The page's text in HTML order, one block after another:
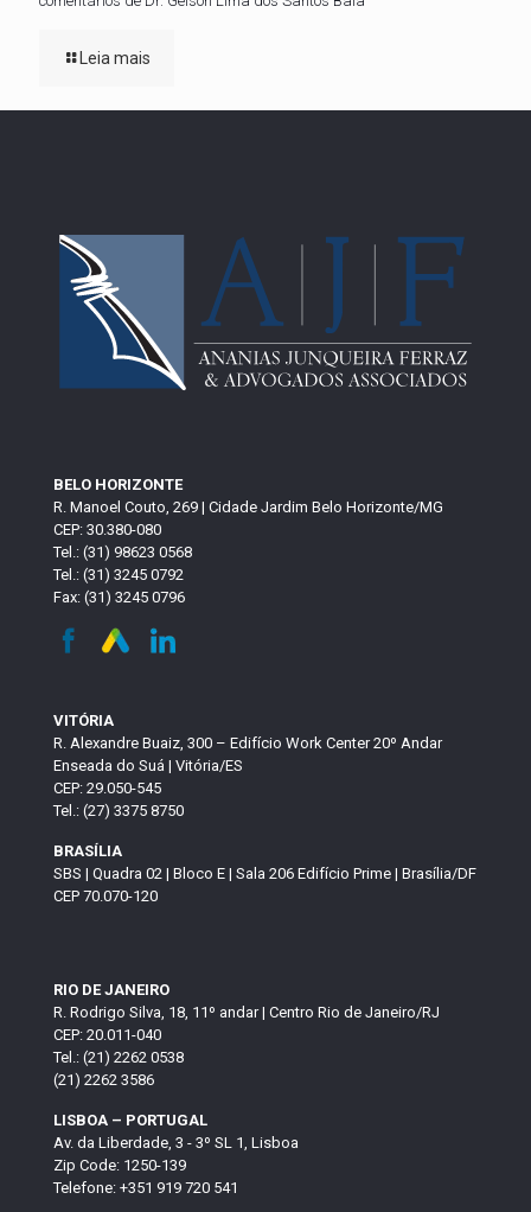
Leia mais
BELO HORIZONTE
R. Manoel Couto, 269 | Cidade Jardim Belo Horizonte/MG
CEP: 30.380-080
Tel.: (31) 98623 0568
Tel.: (31) 3245 0792
Fax: (31) 3245 0796
VITÓRIA
R. Alexandre Buaiz, 300 – Edifício Work Center 20º Andar
Enseada do Suá | Vitória/ES
CEP: 29.050-545
Tel.: (27) 3375 8750
BRASÍLIA
SBS | Quadra 02 | Bloco E | Sala 206 Edifício Prime | Brasília/DF
CEP 70.070-120
RIO DE JANEIRO
R. Rodrigo Silva, 18, 11º andar | Centro Rio de Janeiro/RJ
CEP: 20.011-040
Tel.: (21) 2262 0538
(21) 2262 3586
LISBOA – PORTUGAL
Av. da Liberdade, 3 - 3º SL 1, Lisboa
Zip Code: 1250-139
Telefone: +351 919 720 541